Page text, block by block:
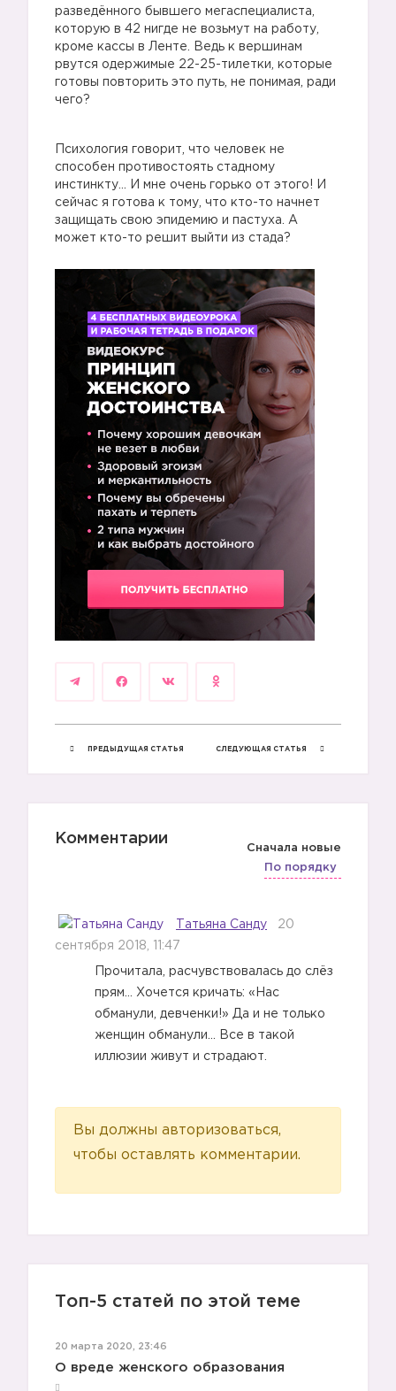
разведённого бывшего мегаспециалиста,
которую в 42 нигде не возьмут на работу,
кроме кассы в Ленте. Ведь к вершинам
рвутся одержимые 22-25-тилетки, которые
готовы повторить это путь, не понимая, ради
чего?
Психология говорит, что человек не
способен противостоять стадному
инстинкту… И мне очень горько от этого! И
сейчас я готова к тому, что кто-то начнет
защищать свою эпидемию и пастуха. А
может кто-то решит выйти из стада?
ПРЕДЫДУЩАЯ СТАТЬЯ СЛЕДУЮЩАЯ СТАТЬЯ
Комментарии
Сначала новые
По порядку
Татьяна Санду 20
сентября 2018, 11:47
Прочитала, расчувствовалась до слёз
прям… Хочется кричать: «Нас
обманули, девченки!» Да и не только
женщин обманули… Все в такой
иллюзии живут и страдают.
Вы должны авторизоваться,
чтобы оставлять комментарии.
Топ-5 статей по этой теме
20 марта 2020, 23:46
О вреде женского образования